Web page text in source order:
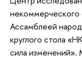
Ассамблеей
круглого стола
сила изменений».